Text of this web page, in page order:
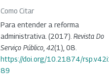
Como Citar
Para entender a reforma
administrativa. (2017). Revista Do
Serviço Público 42(1), 08.
https://doi.org/10.21874/
89